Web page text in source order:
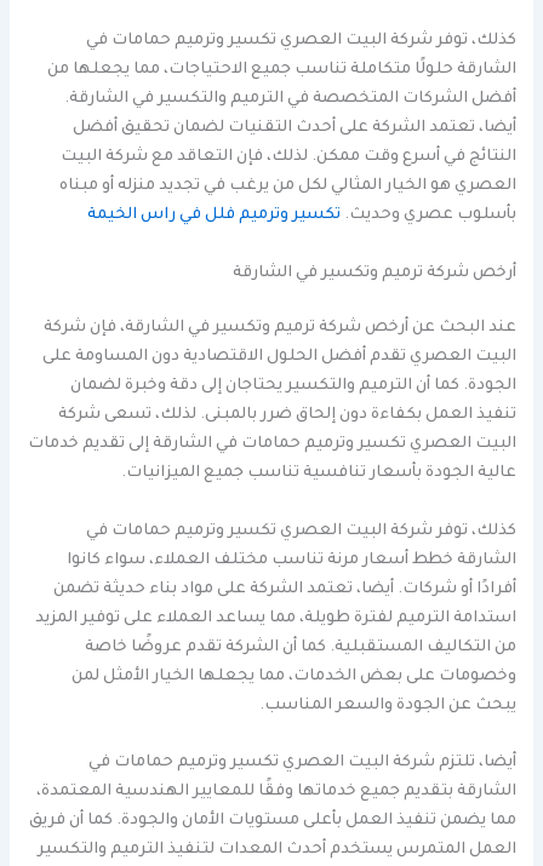
كذلك، توفر شركة البيت العصري تكسير وترميم حمامات في
الشارقة حلولًا متكاملة تناسب جميع الاحتياجات، مما يجعلها من
أفضل الشركات المتخصصة في الترميم والتكسير في الشارقة.
أيضا، تعتمد الشركة على أحدث التقنيات لضمان تحقيق أفضل
النتائج في أسرع وقت ممكن. لذلك، فإن التعاقد مع شركة البيت
العصري هو الخيار المثالي لكل من يرغب في تجديد منزله أو مبناه
بأسلوب عصري وحديث. تكسير وترميم فلل في راس الخيمة
أرخص شركة ترميم وتكسير في الشارقة
عند البحث عن أرخص شركة ترميم وتكسير في الشارقة، فإن شركة
البيت العصري تقدم أفضل الحلول الاقتصادية دون المساومة على
الجودة. كما أن الترميم والتكسير يحتاجان إلى دقة وخبرة لضمان
تنفيذ العمل بكفاءة دون إلحاق ضرر بالمبنى. لذلك، تسعى شركة
البيت العصري تكسير وترميم حمامات في الشارقة إلى تقديم خدمات
عالية الجودة بأسعار تنافسية تناسب جميع الميزانيات.
كذلك، توفر شركة البيت العصري تكسير وترميم حمامات في
الشارقة خطط أسعار مرنة تناسب مختلف العملاء، سواء كانوا
أفرادًا أو شركات. أيضا، تعتمد الشركة على مواد بناء حديثة تضمن
استدامة الترميم لفترة طويلة، مما يساعد العملاء على توفير المزيد
من التكاليف المستقبلية. كما أن الشركة تقدم عروضًا خاصة
وخصومات على بعض الخدمات، مما يجعلها الخيار الأمثل لمن
يبحث عن الجودة والسعر المناسب.
أيضا، تلتزم شركة البيت العصري تكسير وترميم حمامات في
الشارقة بتقديم جميع خدماتها وفقًا للمعايير الهندسية المعتمدة،
مما يضمن تنفيذ العمل بأعلى مستويات الأمان والجودة. كما أن فريق
العمل المتمرس يستخدم أحدث المعدات لتنفيذ الترميم والتكسير